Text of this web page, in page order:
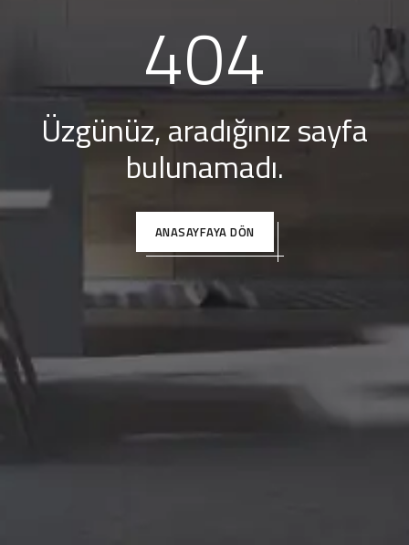
404
Üzgünüz, aradığınız sayfa
bulunamadı.
ANASAYFAYA DÖN